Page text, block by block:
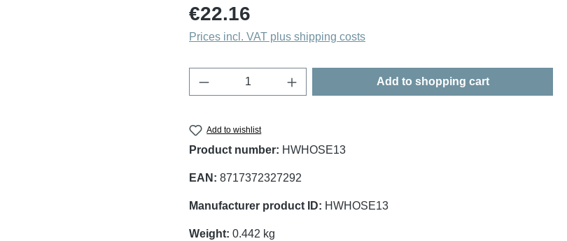
Regular price:
€22.16
Prices incl. VAT plus shipping costs
Product Quantity: Enter the desired amount or
Add to shopping cart
Add to wishlist
Product number: HWHOSE13
EAN: 8717372327292
Manufacturer product ID: HWHOSE13
Weight: 0.442 kg